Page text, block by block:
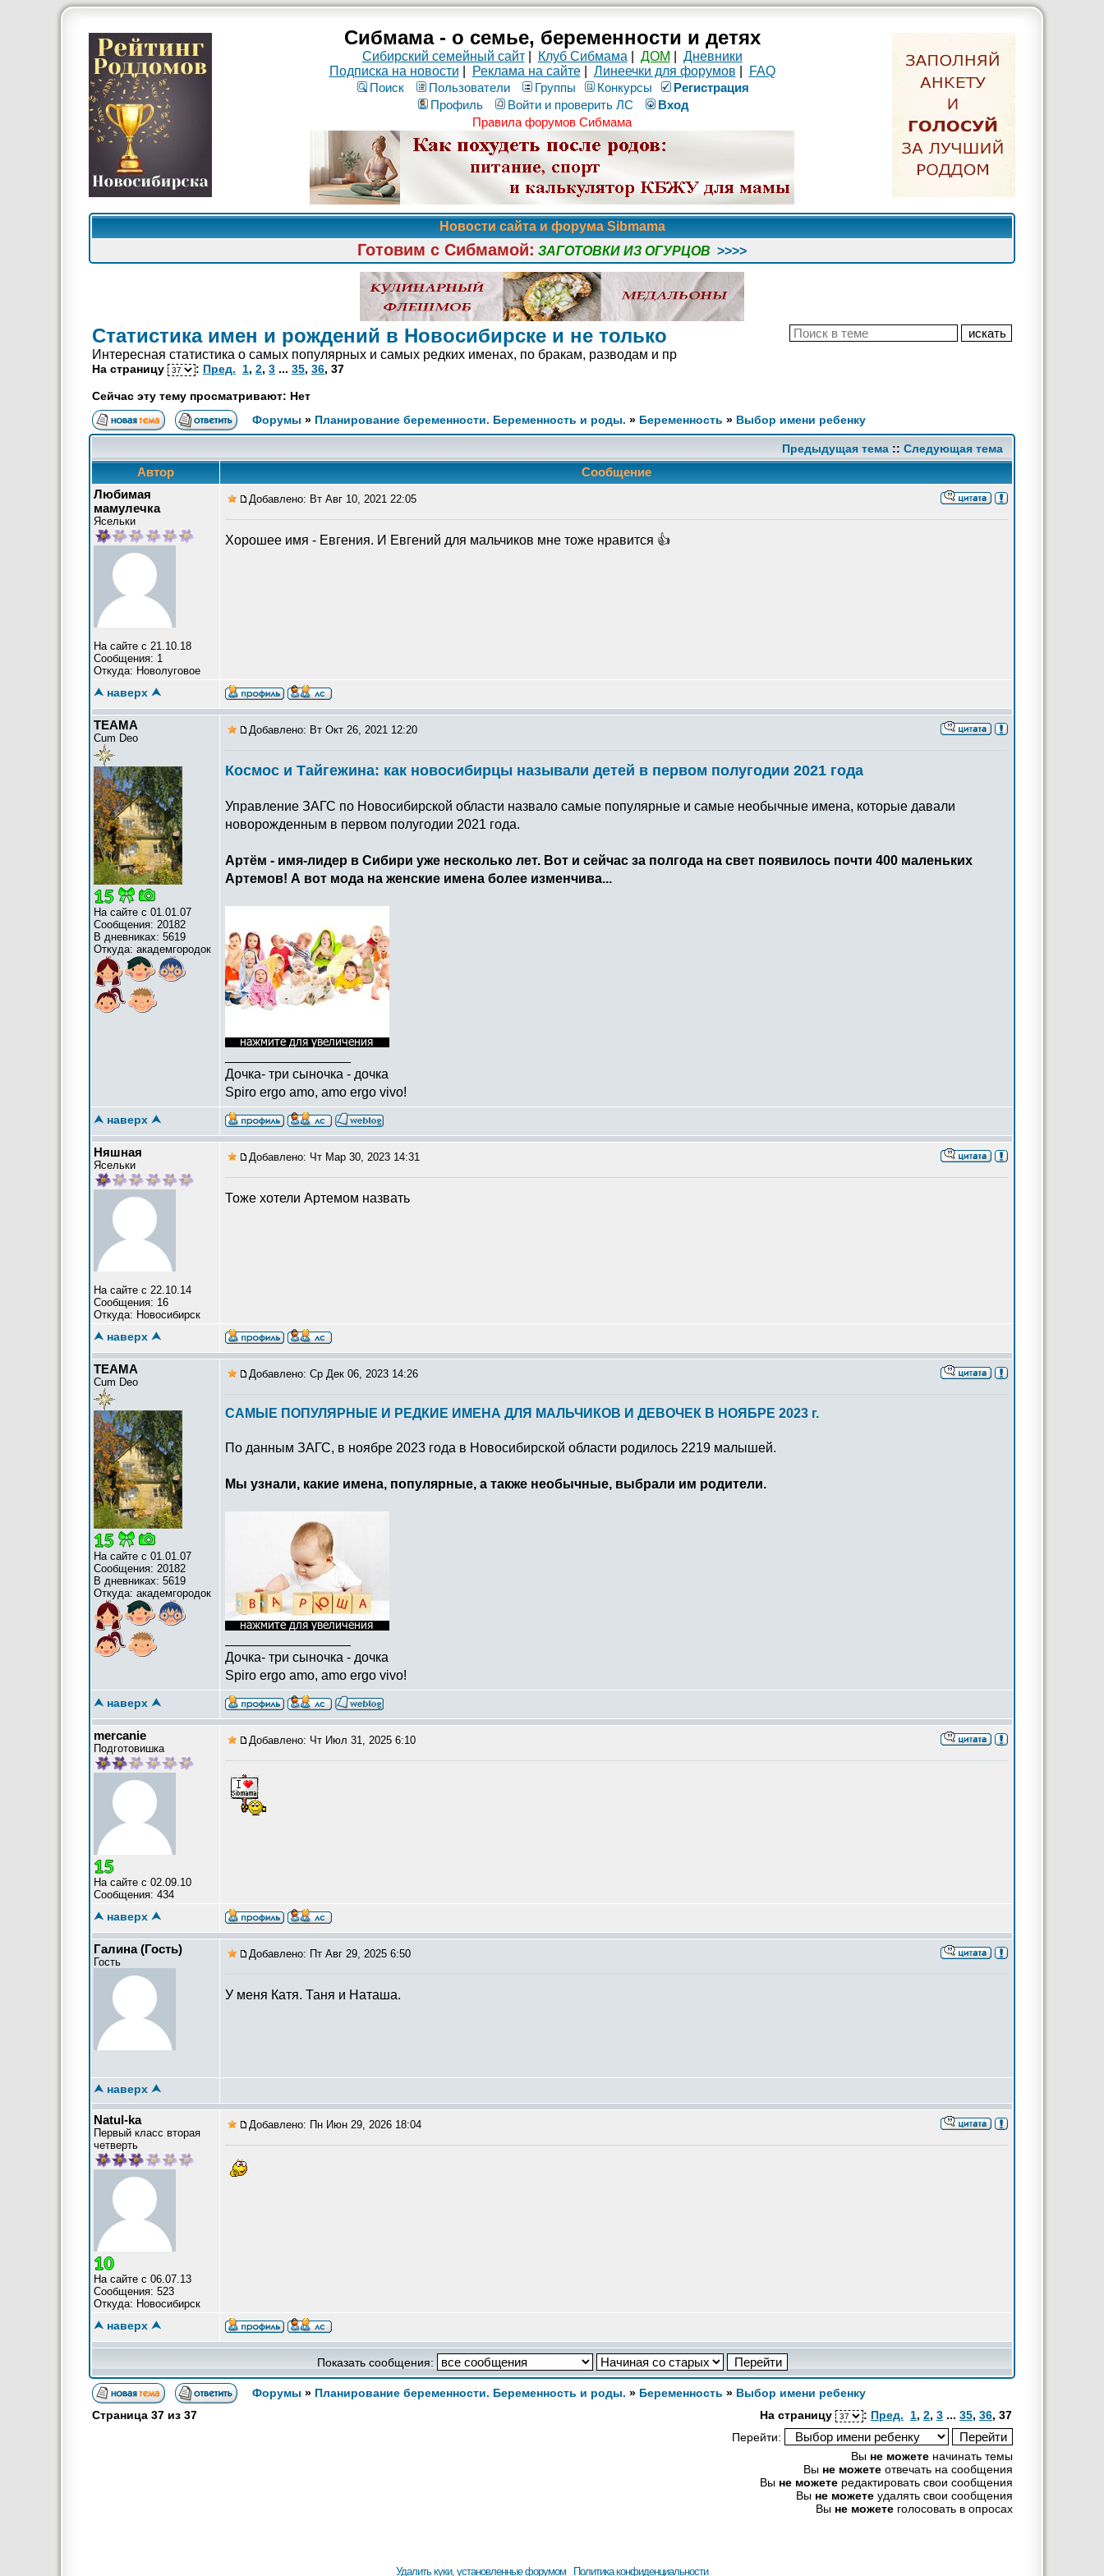
Сибмама - о семье, беременности и детях
Сибирский семейный сайт| Клуб Сибмама ДОМ
Дневники
Подписка на новости
Реклама на сайте| Линеечки для форумов
FAQ
Поиск
Пользователи Группы Конкурсы
Рeгиcтpaция
Профиль
Войти и проверить ЛС
Вход
Правила форумов Сибмама
Новости сайта и форума Sibmama
Готовим с Сибмамой: ЗАГОТОВКИ ИЗ ОГУРЦОВ >>>>
Статистика имен и рождений в Новосибирске и не только
Интересная статистика о самых популярных и самых редких именах, по бракам, разводам и пр
На страницу : Пред. 1, 2, 3 ... 35, 36, 37
Сейчас эту тему просматривают: Нет
Форумы » Планирование беременности. Беременность и роды. » Беременность » Выбор имени ребенку
Предыдущая тема :: Следующая тема
Автор
Сообщение
Любимая
мамулечка
Ясельки
На сайте с 21.10.18
Сообщения: 1
Откуда: Новолуговое
Добавлено: Вт Авг 10, 2021 22:05
Хорошее имя - Евгения. И Евгений для мальчиков мне тоже нравится 👍
⮝ наверх ⮝
ТЕАМА
Cum Deo
На сайте с 01.01.07
Сообщения: 20182
В дневниках: 5619
Откуда: академгородок
Добавлено: Вт Окт 26, 2021 12:20
Космос и Тайгежина: как новосибирцы называли детей в первом полугодии 2021 года
Управление ЗАГС по Новосибирской области назвало самые популярные и самые необычные имена, которые давали
новорожденным в первом полугодии 2021 года.
Артём - имя-лидер в Сибири уже несколько лет. Вот и сейчас за полгода на свет появилось почти 400 маленьких
Артемов! А вот мода на женские имена более изменчива...
Дочка- три сыночка - дочка
Spiro ergo amo, amo ergo vivo!
⮝ наверх ⮝
Няшная
Ясельки
На сайте с 22.10.14
Сообщения: 16
Откуда: Новосибирск
Добавлено: Чт Мар 30, 2023 14:31
Тоже хотели Артемом назвать
⮝ наверх ⮝
ТЕАМА
Cum Deo
На сайте с 01.01.07
Сообщения: 20182
В дневниках: 5619
Откуда: академгородок
Добавлено: Ср Дек 06, 2023 14:26
САМЫЕ ПОПУЛЯРНЫЕ И РЕДКИЕ ИМЕНА ДЛЯ МАЛЬЧИКОВ И ДЕВОЧЕК В НОЯБРЕ 2023 г.
По данным ЗАГС, в ноябре 2023 года в Новосибирской области родилось 2219 малышей.
Мы узнали, какие имена, популярные, а также необычные, выбрали им родители.
Дочка- три сыночка - дочка
Spiro ergo amo, amo ergo vivo!
⮝ наверх ⮝
mercanie
Подготовишка
На сайте с 02.09.10
Сообщения: 434
Добавлено: Чт Июл 31, 2025 6:10
⮝ наверх ⮝
Галина (Гость)
Гость
Добавлено: Пт Авг 29, 2025 6:50
У меня Катя. Таня и Наташа.
⮝ наверх ⮝
Natul-ka
Первый класс вторая
четверть
На сайте с 06.07.13
Сообщения: 523
Откуда: Новосибирск
Добавлено: Пн Июн 29, 2026 18:04
⮝ наверх ⮝
Показать сообщения:
Форумы » Планирование беременности. Беременность и роды. » Беременность » Выбор имени ребенку
Страница 37 из 37 На страницу : Пред. 1, 2, 3 ... 35, 36, 37
Перейти:
Вы не можете начинать темы
Вы не можете отвечать на сообщения
Вы не можете редактировать свои сообщения
Вы не можете удалять свои сообщения
Вы не можете голосовать в опросах
Удалить куки, установленные форумом Политика конфиденциальности